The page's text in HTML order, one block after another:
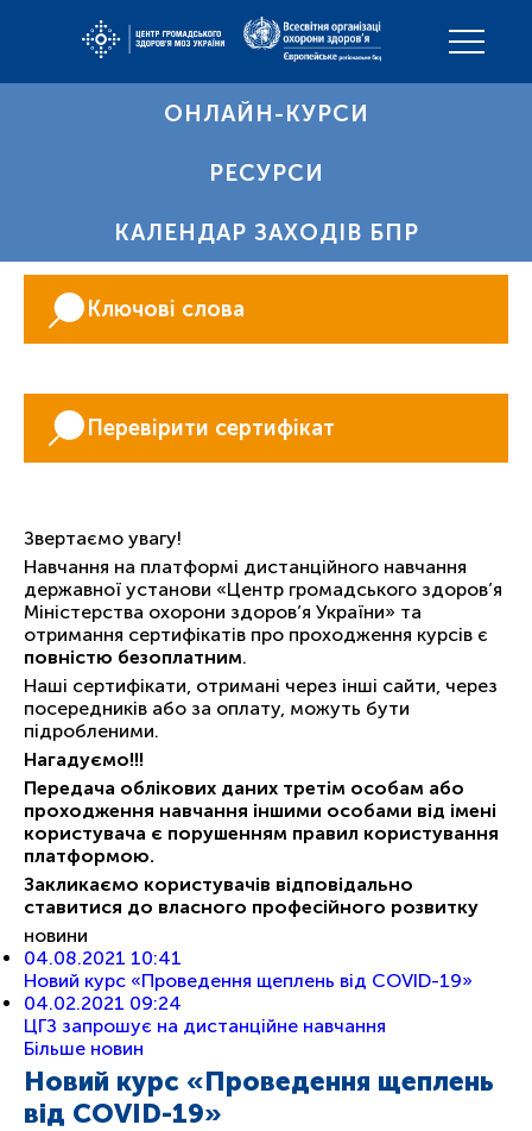
ОНЛАЙН-КУРСИ
РЕСУРСИ
КАЛЕНДАР ЗАХОДІВ БПР
Ключові слова
Перевірити сертифікат
Звертаємо увагу!
Навчання на платформі дистанційного навчання
державної установи «Центр громадського здоров’я
Міністерства охорони здоров’я України» та
отримання сертифікатів про проходження курсів є
повністю безоплатним.
Наші сертифікати, отримані через інші сайти, через
посередників або за оплату, можуть бути
підробленими.
Нагадуємо!!!
Передача облікових даних третім особам або
проходження навчання іншими особами від імені
користувача є порушенням правил користування
платформою.
Закликаємо користувачів відповідально
ставитися до власного професійного розвитку
новини
04.08.2021 10:41
Новий курс «Проведення щеплень від COVID-19»
04.02.2021 09:24
ЦГЗ запрошує на дистанційне навчання
Бiльше новин
Новий курс «Проведення щеплень
від COVID-19»